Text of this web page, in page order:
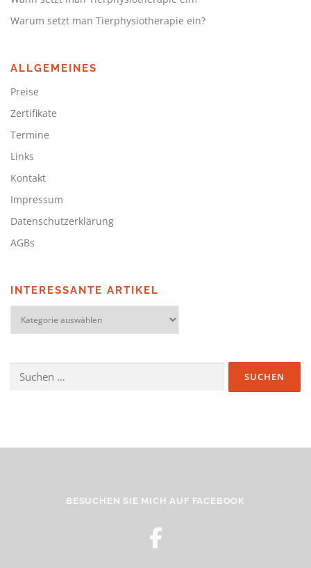
Warum setzt man Tierphysiotherapie ein?
ALLGEMEINES
Preise
Zertifikate
Termine
Links
Kontakt
Impressum
Datenschutzerklärung
AGBs
INTERESSANTE ARTIKEL
BESUCHEN SIE MICH AUF FACEBOOK